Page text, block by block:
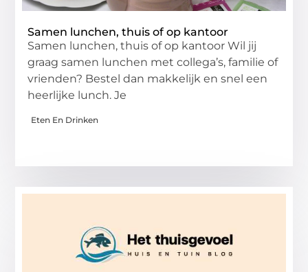
Samen lunchen, thuis of op kantoor
Samen lunchen, thuis of op kantoor Wil jij
graag samen lunchen met collega’s, familie of
vrienden? Bestel dan makkelijk en snel een
heerlijke lunch. Je
Eten En Drinken